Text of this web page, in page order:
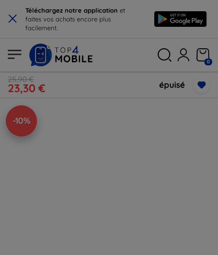
× Téléchargez notre application et
faites vos achats encore plus
facilement.
0
25,90 €
23,30 € épuisé
-10%